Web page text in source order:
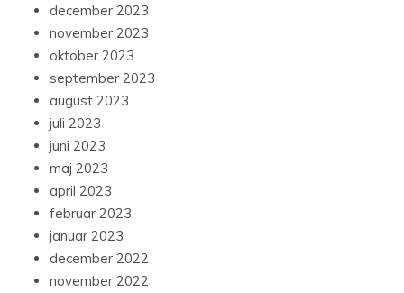
december 2023
november 2023
oktober 2023
september 2023
august 2023
juli 2023
juni 2023
maj 2023
april 2023
februar 2023
januar 2023
december 2022
november 2022